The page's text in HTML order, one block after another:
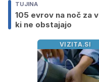
TUJINA
105 evrov na noč za
ki ne obstajajo
VIZITA.SI